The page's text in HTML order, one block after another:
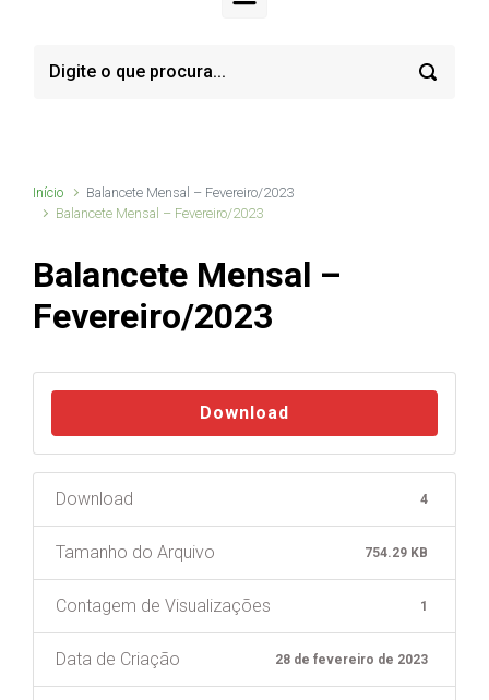
Início
Balancete Mensal – Fevereiro/2023
Balancete Mensal – Fevereiro/2023
Balancete Mensal –
Fevereiro/2023
Download
Download 4
Tamanho do Arquivo 754.29 KB
Contagem de Visualizações 1
Data de Criação 28 de fevereiro de 2023